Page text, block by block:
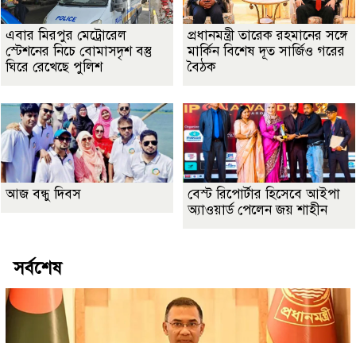
এবার মিরপুর মেট্রোরেল
স্টেশনের নিচে বোমাসদৃশ বস্তু
ঘিরে রেখেছে পুলিশ
প্রধানমন্ত্রী তারেক রহমানের সঙ্গে
মার্কিন বিশেষ দূত সার্জিও গরের
বৈঠক
আজ বন্ধু দিবস
বেস্ট রিপোর্টার হিসেবে আইপা
অ্যাওয়ার্ড পেলেন জয় শাহীন
সর্বশেষ